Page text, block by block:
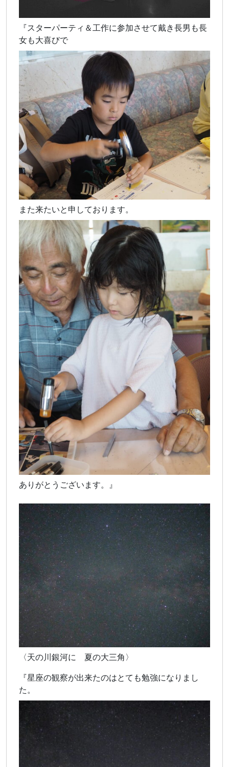
『スターパーティ＆工作に参加させて戴き長男も長
女も大喜びで
また来たいと申しております。
ありがとうございます。』
〈天の川銀河に 夏の大三角〉
『星座の観察が出来たのはとても勉強になりまし
た。